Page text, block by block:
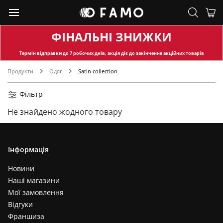
ФІНАЛЬНІ ЗНИЖКИ
Термін відправкидо 7 робочих днів, акція діє до закінчення акційних товарів
Продукти Одяг Satin collection
Фільтр
Не знайдено жодного товару
Інформація
Новини
Наші магазини
Мої замовлення
Відгуки
Франшиза